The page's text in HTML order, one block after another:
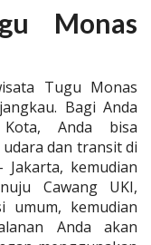
Monas
Tugu Monas
Bagi Anda
Anda bisa
dan transit di
Jakarta, kemudian
Cawang UKI,
umum, kemudian
Anda akan